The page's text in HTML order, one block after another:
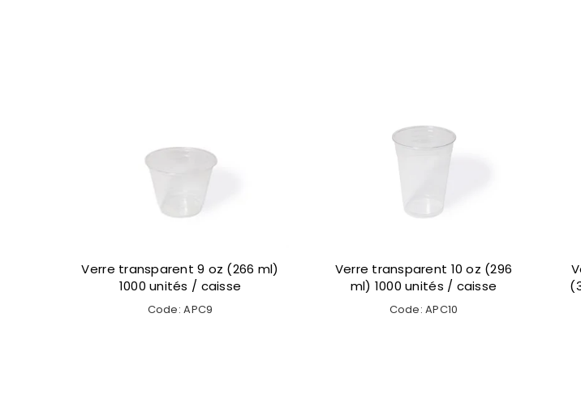
Verre transparent 12 oz à 14 oz
(355 ml à 414 ml ) 1000 unités /
caisse
Verre transparent 16 oz à 18 oz
(473 mlà 532ml)
Code: APC16